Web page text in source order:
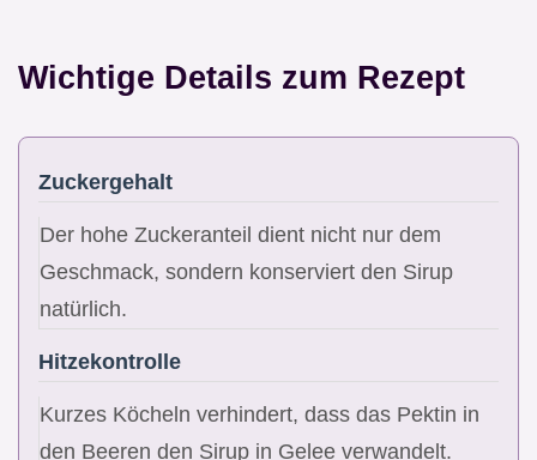
Wichtige Details zum Rezept
Zuckergehalt
Der hohe Zuckeranteil dient nicht nur dem
Geschmack, sondern konserviert den Sirup
natürlich.
Hitzekontrolle
Kurzes Köcheln verhindert, dass das Pektin in
den Beeren den Sirup in Gelee verwandelt.